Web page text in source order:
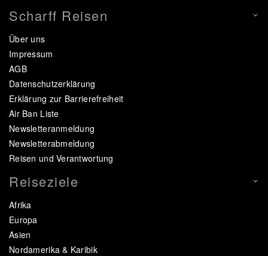
Scharff Reisen
Über uns
Impressum
AGB
Datenschutzerklärung
Erklärung zur Barrierefreiheit
Air Ban Liste
Newsletteranmeldung
Newsletterabmeldung
Reisen und Verantwortung
Reiseziele
Afrika
Europa
Asien
Nordamerika & Karibik